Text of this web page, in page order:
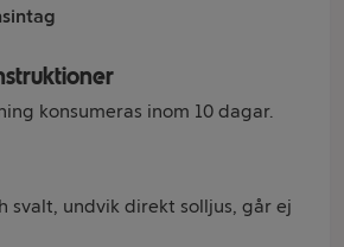
konsumeras inom 10 dagar.
svalt, undvik direkt solljus, går ej